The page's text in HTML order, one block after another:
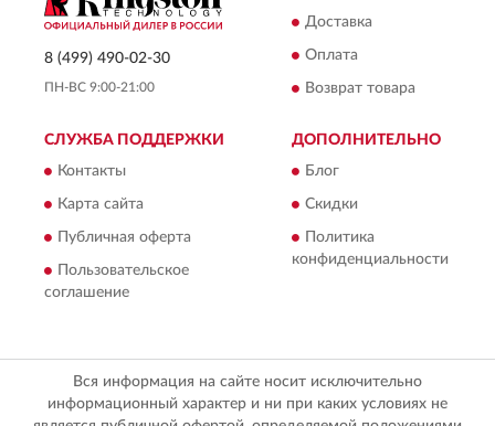
8 (499) 490-02-30
ПН-ВС 9:00-21:00
Доставка
Оплата
Возврат товара
СЛУЖБА ПОДДЕРЖКИ
Контакты
Карта сайта
Публичная оферта
Пользовательское
соглашение
ДОПОЛНИТЕЛЬНО
Блог
Скидки
Политика
конфиденциальности
Вся информация на сайте носит исключительно
информационный характер и ни при каких условиях не